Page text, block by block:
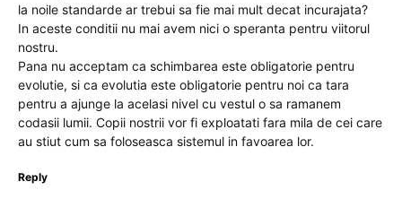
la noile standarde ar trebui sa fie mai mult decat incurajata?
In aceste conditii nu mai avem nici o speranta pentru viitorul
nostru.
Pana nu acceptam ca schimbarea este obligatorie pentru
evolutie, si ca evolutia este obligatorie pentru noi ca tara
pentru a ajunge la acelasi nivel cu vestul o sa ramanem
codasii lumii. Copii nostrii vor fi exploatati fara mila de cei care
au stiut cum sa foloseasca sistemul in favoarea lor.
Reply